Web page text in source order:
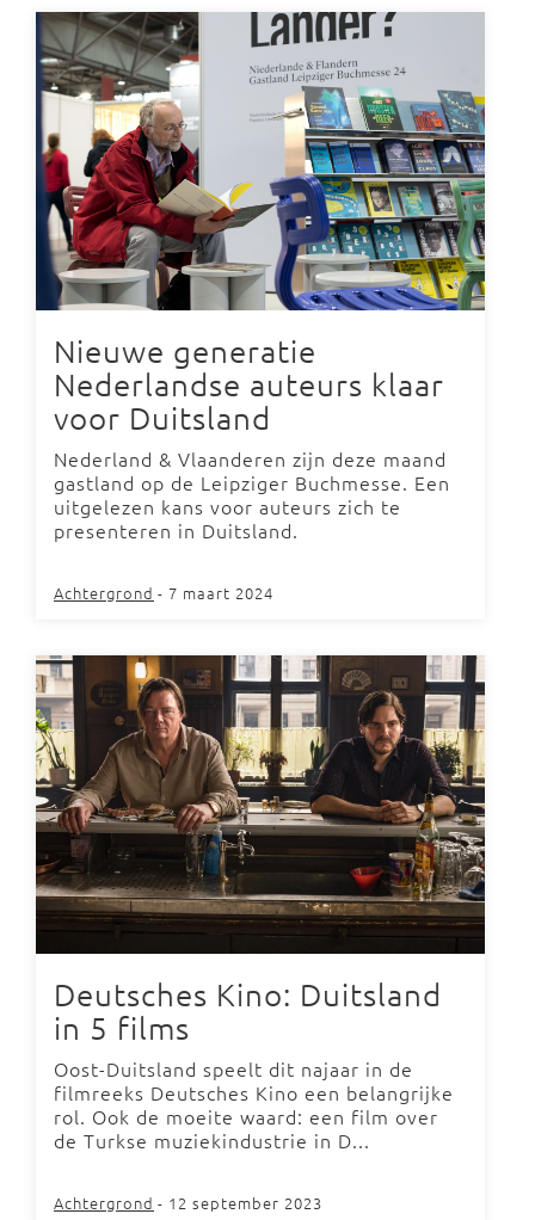
Nieuwe generatie
Nederlandse auteurs klaar
voor Duitsland
Nederland & Vlaanderen zijn deze maand
gastland op de Leipziger Buchmesse. Een
uitgelezen kans voor auteurs zich te
presenteren in Duitsland.
Achtergrond - 7 maart 2024
Deutsches Kino: Duitsland
in 5 films
Oost-Duitsland speelt dit najaar in de
filmreeks Deutsches Kino een belangrijke
rol. Ook de moeite waard: een film over
de Turkse muziekindustrie in D...
Achtergrond - 12 september 2023